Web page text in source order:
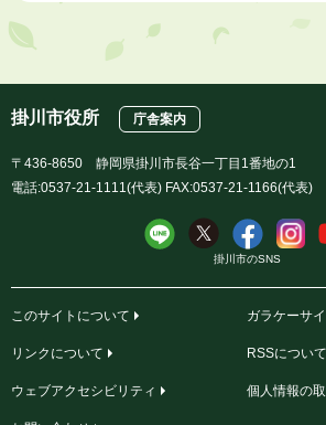
掛川市役所 庁舎案内
〒436-8650 静岡県掛川市長谷一丁目1番地の1
電話:0537-21-1111(代表) FAX:0537-21-1166(代表)
掛川市のSNS
このサイトについて ガラケーサ
リンクについて RSSについて
ウェブアクセシビリティ 個人情報の